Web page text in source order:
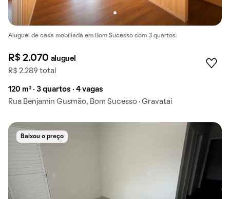
Aluguel de casa mobiliada em Bom Sucesso com 3 quartos.
R$ 2.070 aluguel
R$ 2.289 total
120 m² · 3 quartos · 4 vagas
Rua Benjamin Gusmão, Bom Sucesso · Gravataí
Baixou o preço